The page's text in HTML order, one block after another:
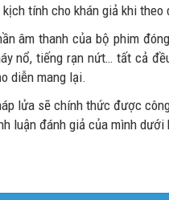
kịch tính cho khán giả khi theo
âm thanh của bộ phim
nổ, tiếng rạn nứt… tất cả
diễn mang lại.
lửa sẽ chính thức được
luận đánh giả của mình